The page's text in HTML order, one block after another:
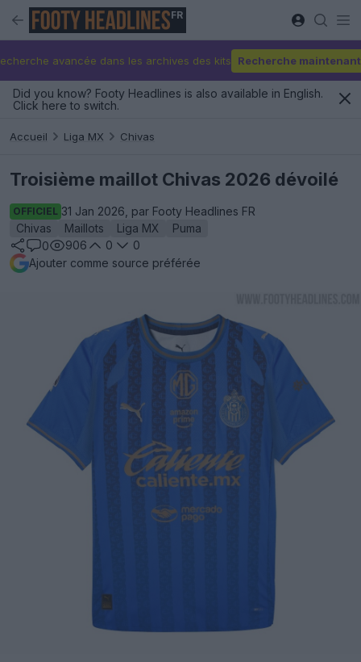
FR
avancée dans les archives des kits Recherche maintenant
Did you know? Footy Headlines is also available in English.
Click here to switch.
Accueil Liga MX Chivas
Troisième maillot Chivas 2026 dévoilé
OFFICIEL 31 Jan 2026, par Footy Headlines FR
Chivas
Maillots Liga MX
Puma
0
906 0
0
Ajouter comme source préférée